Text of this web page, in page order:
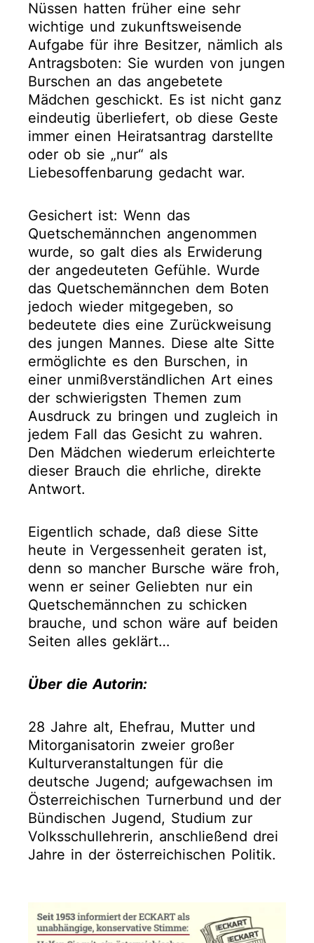
Nüssen hatten früher eine sehr
wichtige und zukunftsweisende
Aufgabe für ihre Besitzer, nämlich als
Antragsboten: Sie wurden von jungen
Burschen an das angebetete
Mädchen geschickt. Es ist nicht ganz
eindeutig überliefert, ob diese Geste
immer einen Heiratsantrag darstellte
oder ob sie „nur“ als
Liebesoffenbarung gedacht war.
Gesichert ist: Wenn das
Quetschemännchen angenommen
wurde, so galt dies als Erwiderung
der angedeuteten Gefühle. Wurde
das Quetschemännchen dem Boten
jedoch wieder mitgegeben, so
bedeutete dies eine Zurückweisung
des jungen Mannes. Diese alte Sitte
ermöglichte es den Burschen, in
einer unmißverständlichen Art eines
der schwierigsten Themen zum
Ausdruck zu bringen und zugleich in
jedem Fall das Gesicht zu wahren.
Den Mädchen wiederum erleichterte
dieser Brauch die ehrliche, direkte
Antwort.
Eigentlich schade, daß diese Sitte
heute in Vergessenheit geraten ist,
denn so mancher Bursche wäre froh,
wenn er seiner Geliebten nur ein
Quetschemännchen zu schicken
brauche, und schon wäre auf beiden
Seiten alles geklärt…
Über die Autorin:
28 Jahre alt, Ehefrau, Mutter und
Mitorganisatorin zweier großer
Kulturveranstaltungen für die
deutsche Jugend; aufgewachsen im
Österreichischen Turnerbund und der
Bündischen Jugend, Studium zur
Volksschullehrerin, anschließend drei
Jahre in der österreichischen Politik.